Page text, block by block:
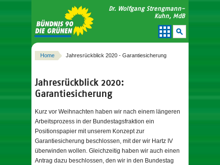
Dr. Wolfgang Strengmann-
Kuhn, MdB
Home Jahresrückblick 2020 - Garantiesicherung
Jahresrückblick 2020:
Garantiesicherung
Kurz vor Weihnachten haben wir nach einem längeren
Arbeitsprozess in der Bundestagsfraktion ein
Positionspapier mit unserem Konzept zur
Garantiesicherung beschlossen, mit der wir Hartz IV
überwinden wollen. Gleichzeitig haben wir auch einen
Antrag dazu beschlossen, den wir in den Bundestag